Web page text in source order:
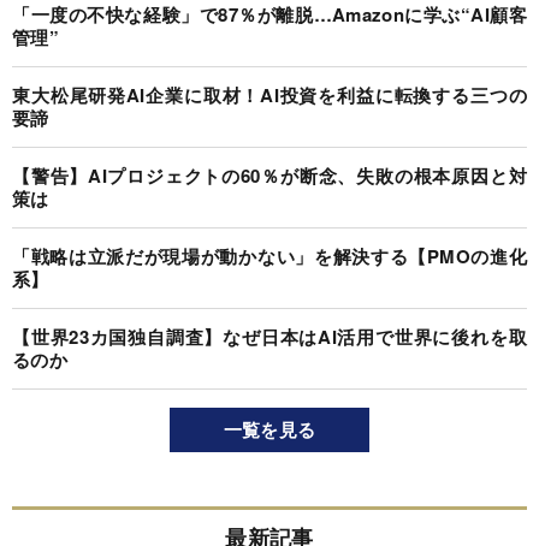
「一度の不快な経験」で87％が離脱…Amazonに学ぶ“AI顧客
管理”
東大松尾研発AI企業に取材！AI投資を利益に転換する三つの
要諦
【警告】AIプロジェクトの60％が断念、失敗の根本原因と対
策は
「戦略は立派だが現場が動かない」を解決する【PMOの進化
系】
【世界23カ国独自調査】なぜ日本はAI活用で世界に後れを取
るのか
一覧を見る
最新記事